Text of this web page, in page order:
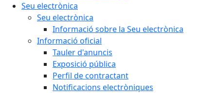
Seu electrònica
Seu electrònica
Informació sobre la Seu electrònica
Informació oficial
Tauler d'anuncis
Exposició pública
Perfil de contractant
Notificacions electròniques